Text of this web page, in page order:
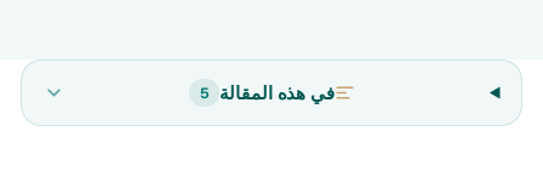
في هذه المقالة 5